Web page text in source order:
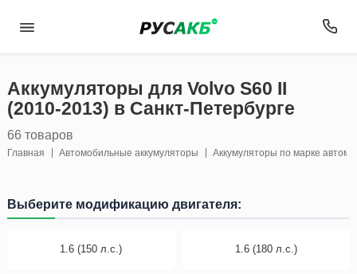
Аккумуляторы для Volvo S60 II
(2010-2013) в Санкт-Петербурге
66 товаров
Главная Автомобильные аккумуляторы Аккумуляторы по марке
Выберите модификацию двигателя:
1.6 (150 л.с.) 1.6 (180 л.с.)